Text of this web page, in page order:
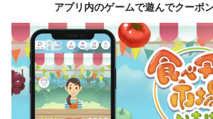
アプリ内のゲームで遊んでクーポ